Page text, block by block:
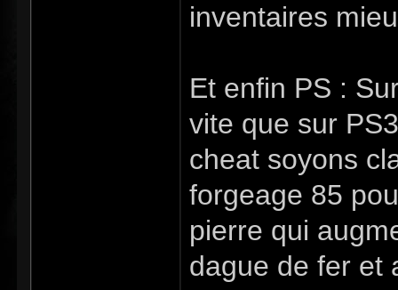
inventaires
Et enfin PS :
vite que sur
cheat soyons
forgeage 85
pierre qui
dague de fer et